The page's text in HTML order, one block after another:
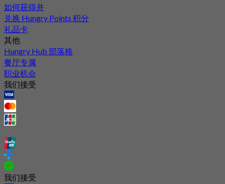
如何获得并
兑换 Hungry Points 积分
礼品卡
其他
Hungry Hub 部落格
餐厅专属
职业机会
我们接受
我们接受